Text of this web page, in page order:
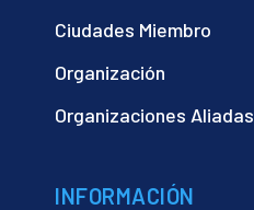
Ciudades Miembro
Organización
Organizaciones Aliadas
INFORMACIÓN